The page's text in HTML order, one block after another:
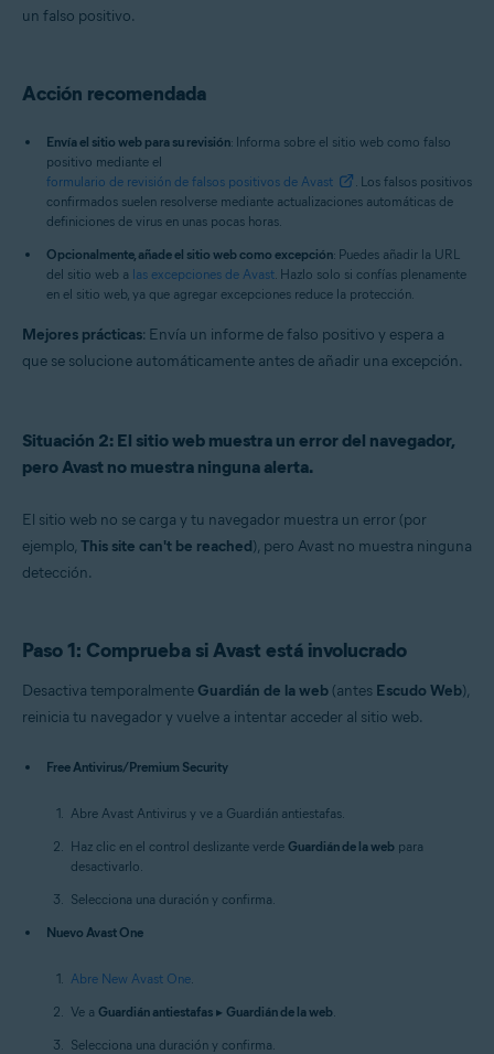
un falso positivo.
Acción recomendada
Envía el sitio web para su revisión: Informa sobre el sitio web como falso
positivo mediante el
formulario de revisión de falsos positivos de Avast
. Los falsos positivos
confirmados suelen resolverse mediante actualizaciones automáticas de
definiciones de virus en unas pocas horas.
Opcionalmente, añade el sitio web como excepción: Puedes añadir la URL
del sitio web a las excepciones de Avast. Hazlo solo si confías plenamente
en el sitio web, ya que agregar excepciones reduce la protección.
Mejores prácticas: Envía un informe de falso positivo y espera a
que se solucione automáticamente antes de añadir una excepción.
Situación 2: El sitio web muestra un error del navegador,
pero Avast no muestra ninguna alerta.
El sitio web no se carga y tu navegador muestra un error (por
ejemplo, This site can't be reached), pero Avast no muestra ninguna
detección.
Paso 1: Comprueba si Avast está involucrado
Desactiva temporalmente Guardián de la web (antes Escudo Web),
reinicia tu navegador y vuelve a intentar acceder al sitio web.
Free Antivirus/Premium Security
Abre Avast Antivirus y ve a Guardián antiestafas.
Haz clic en el control deslizante verde Guardián de la web para
desactivarlo.
Selecciona una duración y confirma.
Nuevo Avast One
Abre New Avast One.
Ve a Guardián antiestafas ▸ Guardián de la web.
Selecciona una duración y confirma.